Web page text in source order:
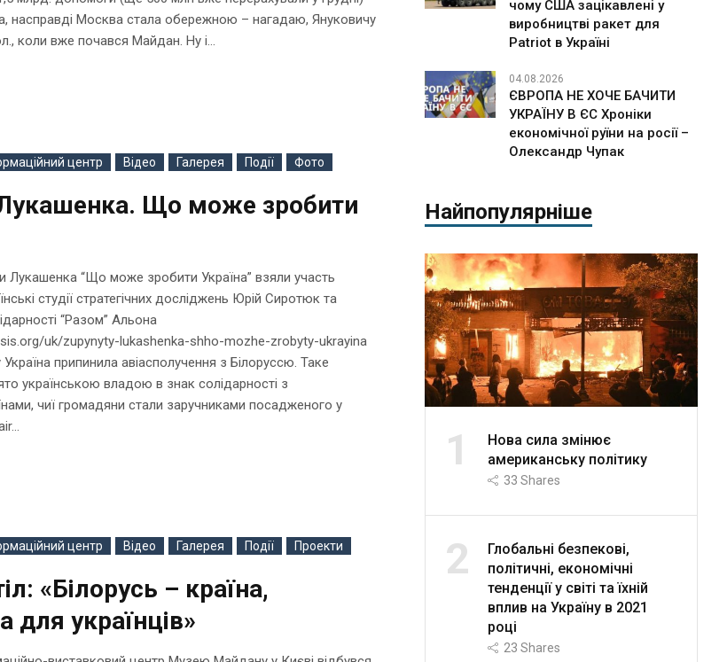
насправді Москва стала обережною – нагадаю, Януковичу
коли вже почався Майдан. Ну і...
центр Відео Галерея Події Фото
Що може зробити
Лукашенка “Що може зробити Україна” взяли участь
студії стратегічних досліджень Юрій Сиротюк та
“Разом” Альона
uk/zupynyty-lukashenka-shho-mozhe-zrobyty-ukrayina
припинила авіасполучення з Білоруссю. Таке
українською владою в знак солідарності з
чиї громадяни стали заручниками посадженого у
центр Відео Галерея Події Проекти
«Білорусь – країна,
для українців»
чому США зацікавлені у
виробництві ракет для
Patriot в Україні
04.08.2026
ЄВРОПА НЕ ХОЧЕ БАЧИТИ
УКРАЇНУ В ЄС Хроніки
економічної руїни на росії –
Олександр Чупак
Найпопулярніше
1
Нова сила змінює
американську політику
33 Shares
2
Глобальні безпекові,
політичні, економічні
тенденції у світі та їхній
вплив на Україну в 2021
році
23 Shares